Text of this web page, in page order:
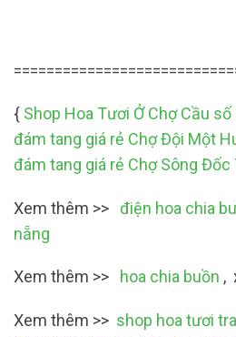
{ Shop Hoa Tươi Ở Chợ Cầu số
đám tang giá rẻ Chợ Đội Một
đám tang giá rẻ Chợ Sông Đốc
Xem thêm >> điện hoa chia
nẵng
Xem thêm >> hoa chia buồn ,
Xem thêm >> shop hoa tươi